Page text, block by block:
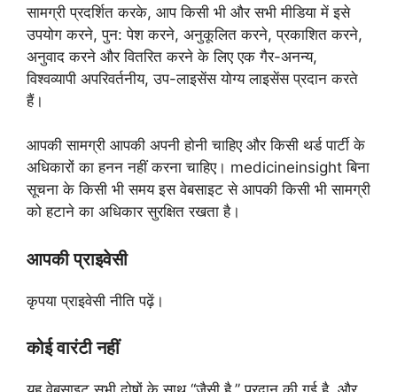
सामग्री प्रदर्शित करके, आप किसी भी और सभी मीडिया में इसे
उपयोग करने, पुन: पेश करने, अनुकूलित करने, प्रकाशित करने,
अनुवाद करने और वितरित करने के लिए एक गैर-अनन्य,
विश्वव्यापी अपरिवर्तनीय, उप-लाइसेंस योग्य लाइसेंस प्रदान करते
हैं।
आपकी सामग्री आपकी अपनी होनी चाहिए और किसी थर्ड पार्टी के
अधिकारों का हनन नहीं करना चाहिए। medicineinsight बिना
सूचना के किसी भी समय इस वेबसाइट से आपकी किसी भी सामग्री
को हटाने का अधिकार सुरक्षित रखता है।
आपकी प्राइवेसी
कृपया प्राइवेसी नीति पढ़ें।
कोई वारंटी नहीं